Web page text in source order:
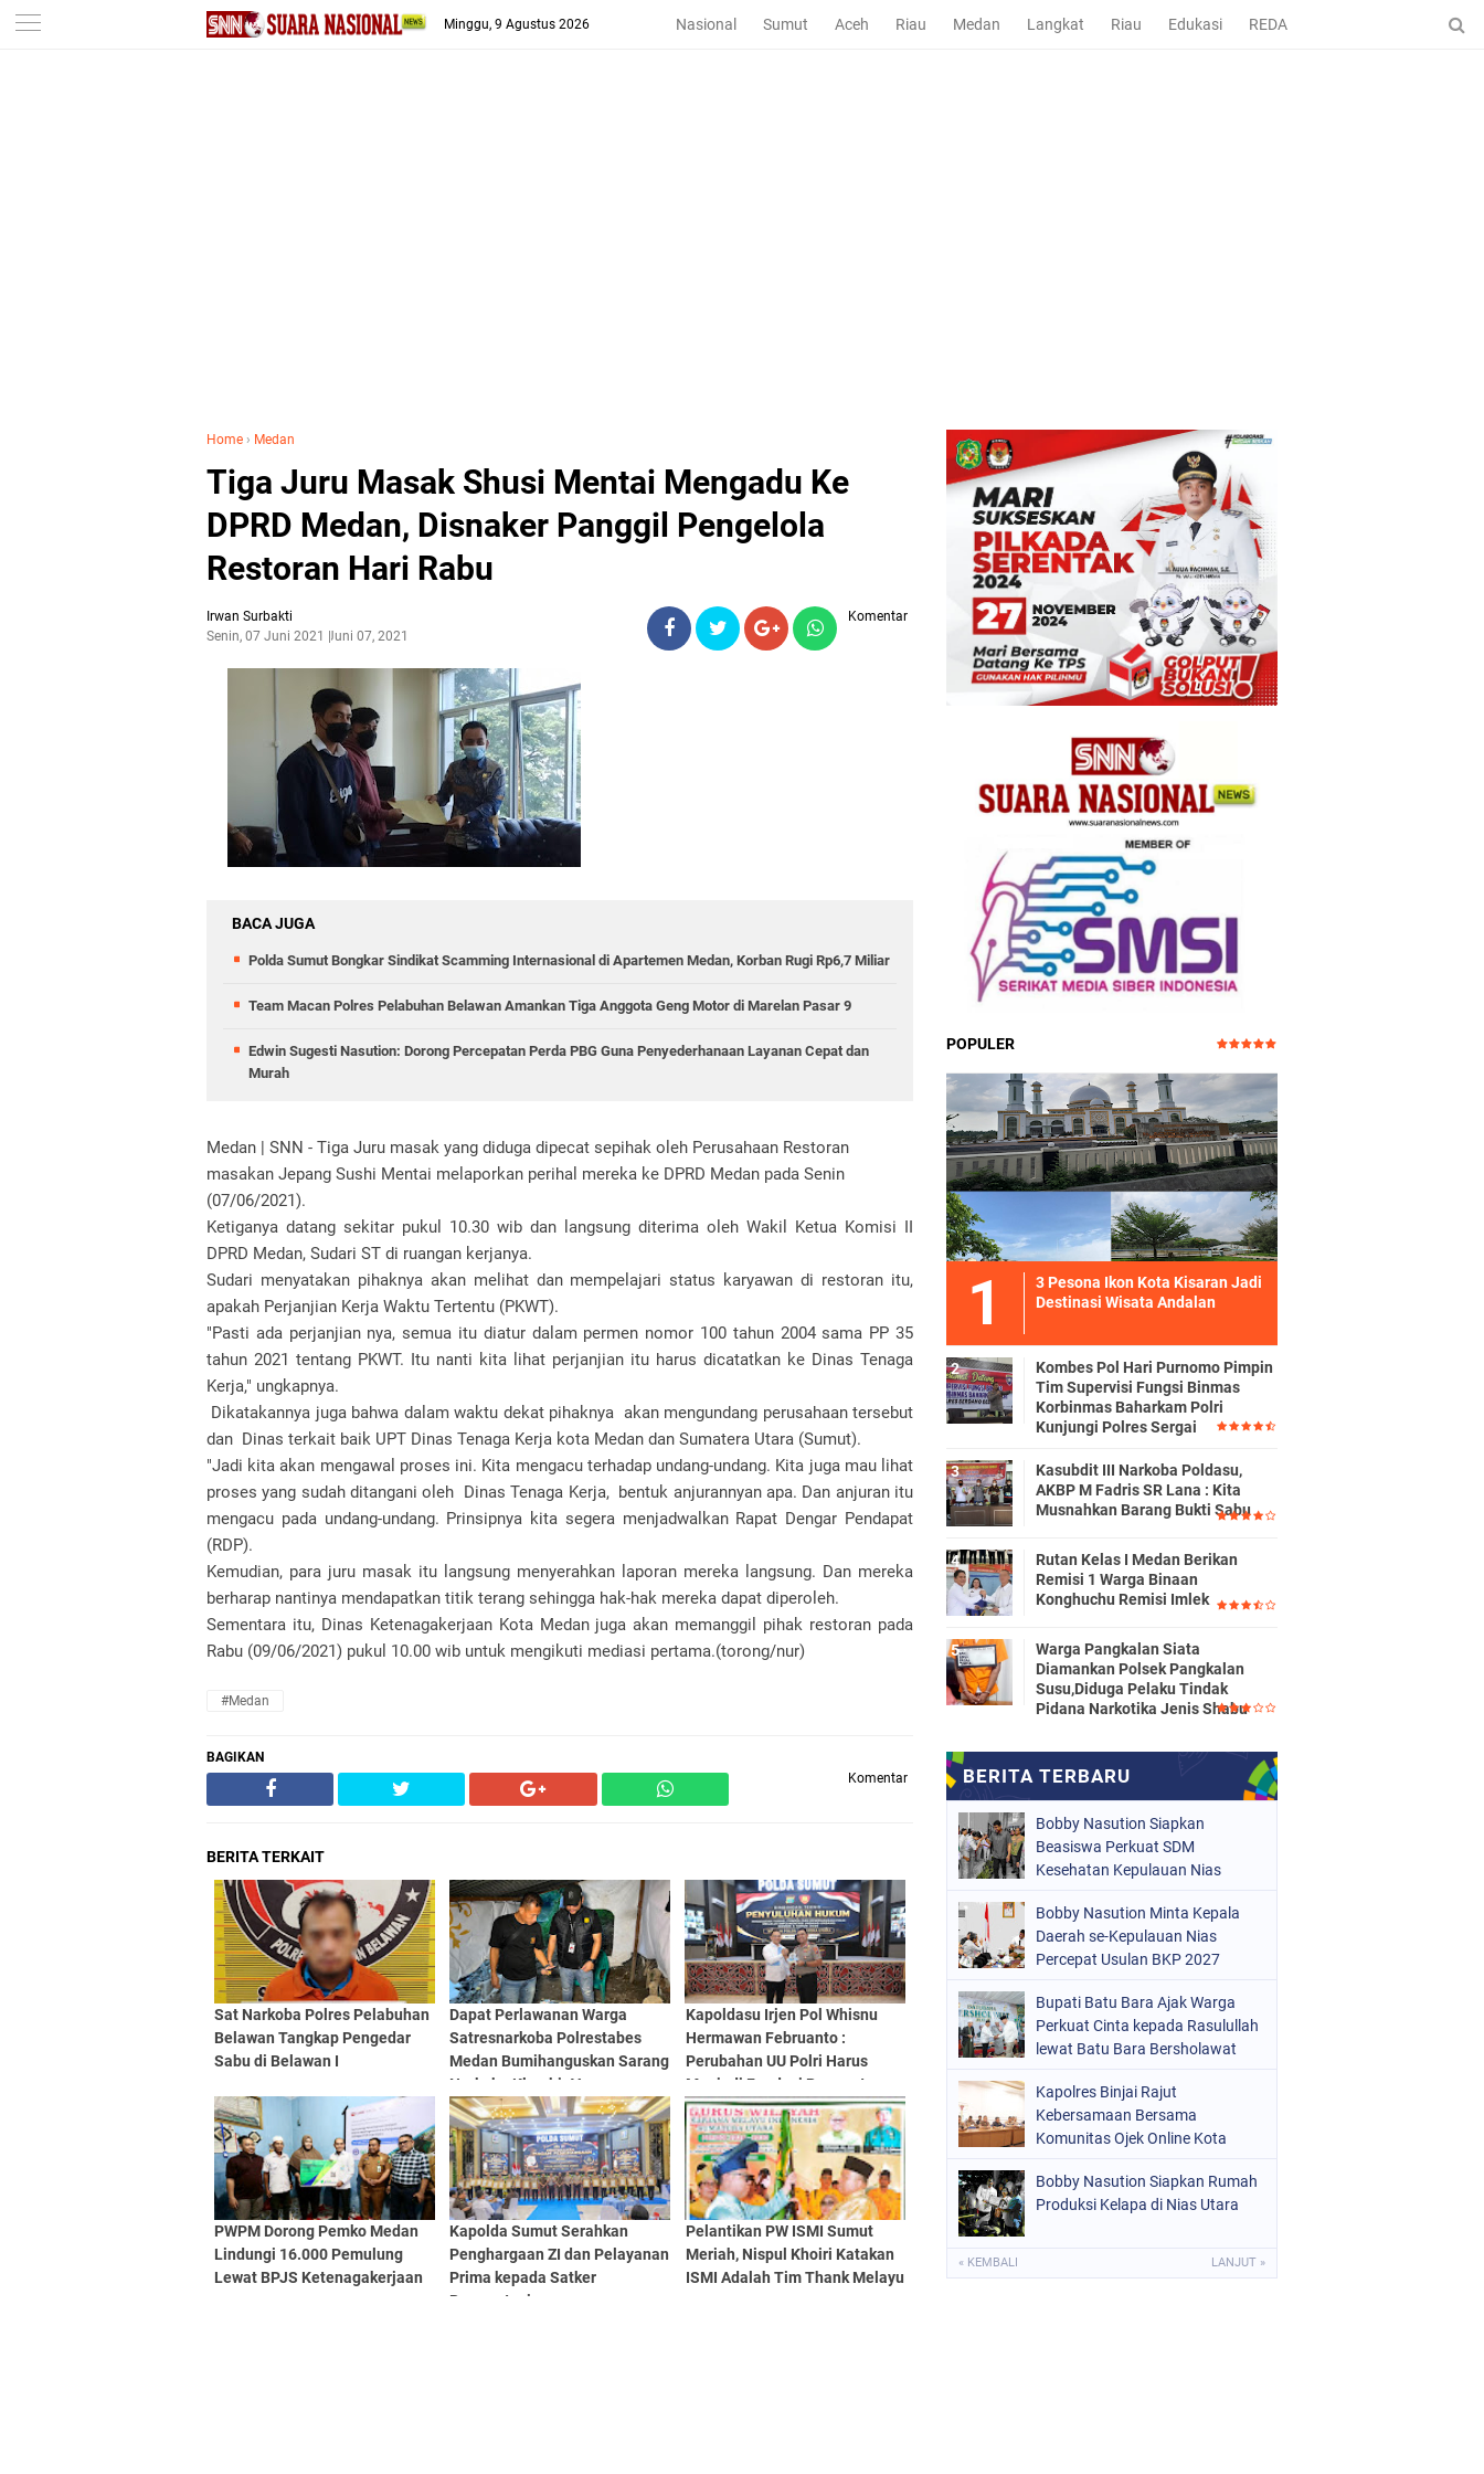
-->
Minggu, 9 Agustus 2026 Nasional Sumut Aceh Riau Medan Langkat Riau Edukasi REDAKSI
Home › Medan
Tiga Juru Masak Shusi Mentai Mengadu Ke
DPRD Medan, Disnaker Panggil Pengelola
Restoran Hari Rabu
Irwan Surbakti
Senin, 07 Juni 2021
Juni 07, 2021
Komentar
BACA JUGA
Polda Sumut Bongkar Sindikat Scamming Internasional di Apartemen Medan, Korban Rugi Rp6,7 Miliar
Team Macan Polres Pelabuhan Belawan Amankan Tiga Anggota Geng Motor di Marelan Pasar 9
Edwin Sugesti Nasution: Dorong Percepatan Perda PBG Guna Penyederhanaan Layanan Cepat dan
Murah
Medan | SNN - Tiga Juru masak yang diduga dipecat sepihak oleh Perusahaan Restoran
masakan Jepang Sushi Mentai melaporkan perihal mereka ke DPRD Medan pada Senin
(07/06/2021).
Ketiganya datang sekitar pukul 10.30 wib dan langsung diterima oleh Wakil Ketua Komisi II
DPRD Medan, Sudari ST di ruangan kerjanya.
Sudari menyatakan pihaknya akan melihat dan mempelajari status karyawan di restoran itu,
apakah Perjanjian Kerja Waktu Tertentu (PKWT).
"Pasti ada perjanjian nya, semua itu diatur dalam permen nomor 100 tahun 2004 sama PP 35
tahun 2021 tentang PKWT. Itu nanti kita lihat perjanjian itu harus dicatatkan ke Dinas Tenaga
Kerja," ungkapnya.
Dikatakannya juga bahwa dalam waktu dekat pihaknya akan mengundang perusahaan tersebut
dan Dinas terkait baik UPT Dinas Tenaga Kerja kota Medan dan Sumatera Utara (Sumut).
"Jadi kita akan mengawal proses ini. Kita mengacu terhadap undang-undang. Kita juga mau lihat
proses yang sudah ditangani oleh Dinas Tenaga Kerja, bentuk anjurannyan apa. Dan anjuran itu
mengacu pada undang-undang. Prinsipnya kita segera menjadwalkan Rapat Dengar Pendapat
(RDP).
Kemudian, para juru masak itu langsung menyerahkan laporan mereka langsung. Dan mereka
berharap nantinya mendapatkan titik terang sehingga hak-hak mereka dapat diperoleh.
Sementara itu, Dinas Ketenagakerjaan Kota Medan juga akan memanggil pihak restoran pada
Rabu (09/06/2021) pukul 10.00 wib untuk mengikuti mediasi pertama.(torong/nur)
#Medan
BAGIKAN
Komentar
BERITA TERKAIT
Sat Narkoba Polres Pelabuhan
Belawan Tangkap Pengedar
Sabu di Belawan I
Dapat Perlawanan Warga
Satresnarkoba Polrestabes
Medan Bumihanguskan Sarang
Narkoba Klambir V
Kapoldasu Irjen Pol Whisnu
Hermawan Februanto :
Perubahan UU Polri Harus
Menjadi Fondasi Penguatan
Profesionalisme dan
Akuntabilitas Personel
PWPM Dorong Pemko Medan
Lindungi 16.000 Pemulung
Lewat BPJS Ketenagakerjaan
Kapolda Sumut Serahkan
Penghargaan ZI dan Pelayanan
Prima kepada Satker
Berprestasi
Pelantikan PW ISMI Sumut
Meriah, Nispul Khoiri Katakan
ISMI Adalah Tim Thank Melayu
POPULER
3 Pesona Ikon Kota Kisaran Jadi
Destinasi Wisata Andalan
Kombes Pol Hari Purnomo Pimpin
Tim Supervisi Fungsi Binmas
Korbinmas Baharkam Polri
Kunjungi Polres Sergai
Kasubdit III Narkoba Poldasu,
AKBP M Fadris SR Lana : Kita
Musnahkan Barang Bukti Sabu
Rutan Kelas I Medan Berikan
Remisi 1 Warga Binaan
Konghuchu Remisi Imlek
Warga Pangkalan Siata
Diamankan Polsek Pangkalan
Susu,Diduga Pelaku Tindak
Pidana Narkotika Jenis Shabu
Bobby Nasution Siapkan
Beasiswa Perkuat SDM
Kesehatan Kepulauan Nias
Bobby Nasution Minta Kepala
Daerah se-Kepulauan Nias
Percepat Usulan BKP 2027
Bupati Batu Bara Ajak Warga
Perkuat Cinta kepada Rasulullah
lewat Batu Bara Bersholawat
Kapolres Binjai Rajut
Kebersamaan Bersama
Komunitas Ojek Online Kota
Bobby Nasution Siapkan Rumah
Produksi Kelapa di Nias Utara
« KEMBALI LANJUT »